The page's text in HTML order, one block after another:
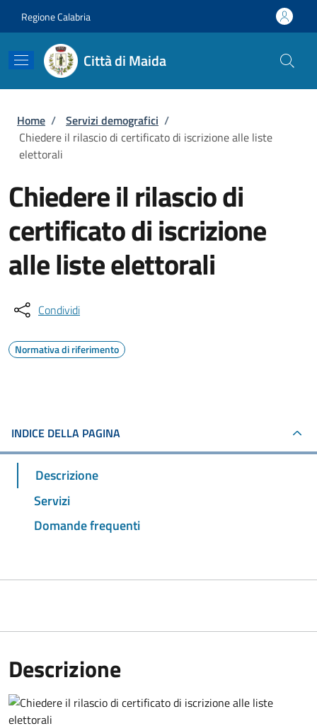
Regione Calabria
Città di Maida
Briciole di pane
Home / Servizi demografici /
Chiedere il rilascio di certificato di iscrizione alle liste
elettorali
Chiedere il rilascio di
certificato di iscrizione
alle liste elettorali
Condividi
Normativa di riferimento
INDICE DELLA PAGINA
Descrizione
Servizi
Domande frequenti
Descrizione